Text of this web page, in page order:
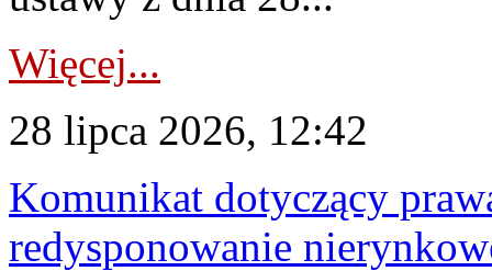
Więcej...
28 lipca 2026, 12:42
Komunikat dotyczący
redysponowanie